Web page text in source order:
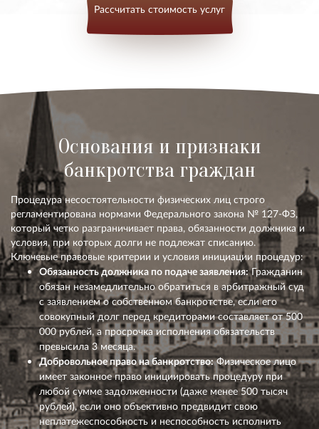
Рассчитать стоимость услуг
Основания и признаки
банкротства граждан
Процедура несостоятельности физических лиц строго
регламентирована нормами Федерального закона № 127-ФЗ,
который четко разграничивает права, обязанности должника и
условия, при которых долги не подлежат списанию.
Ключевые правовые критерии и условия инициации процедур:
Обязанность должника по подаче заявления:Гражданин
обязан незамедлительно обратиться в арбитражный суд
с заявлением о собственном банкротстве, если его
совокупный долг перед кредиторами составляетот 500
000 рублей, а просрочка исполнения обязательств
превысила 3 месяца.
Добровольное право на банкротство:Физическое лицо
имеет законное право инициировать процедуру при
любой сумме задолженности (даже менее 500 тысяч
рублей), если оно объективно предвидит свою
неплатежеспособность и неспособность исполнить